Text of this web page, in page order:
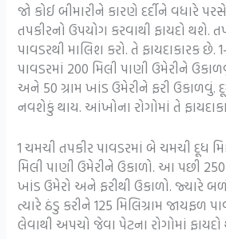
જો કોઈ બીમારીને કારણે દર્દીને વધારે
તપકીરનો ઉપયોગ કરવાથી ફાયદો થશે.
પાવડરથી માલિશ કરો. તે ફાયદાકારક છે.
પાવડરમાં 200 મિલી પાણી ઉમેરીને
અને 50 ગ્રામ ખાંડ ઉમેરીને ફરી ઉકાળવું.
નવશેકું થાય. આંખોના રોગોમાં તે
1 ચમચી તપકીર પાવડરમાં બે ચમચી દૂધ
મિલી પાણી ઉમેરીને ઉકાળો. આ પછી
ખાંડ ઉમેરો અને ફરીથી ઉકાળો. જ્યારે
ત્યારે ઠંડુ કરીને 125 મિલિગ્રામ જાયફળ
લેવાથી અપચો જેવા પેટના રોગોમાં